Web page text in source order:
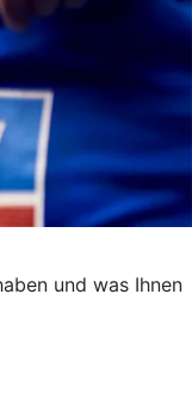
und was Ihnen